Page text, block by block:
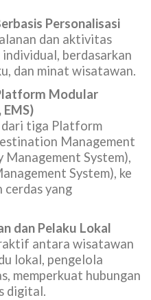
Personalisasi
dan aktivitas
berdasarkan
dan minat wisatawan.
Modular
EMS)
dari tiga Platform
Management
Management System),
System), ke
cerdas yang
dan Pelaku Lokal
antara wisatawan
lokal, pengelola
memperkuat hubungan
digital.